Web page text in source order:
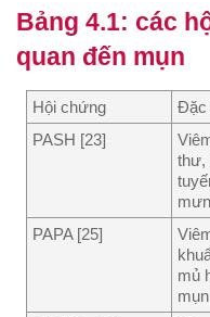
Bảng 4.1: các
quan đến mụn
Hội chứng Đặc
PASH [23]
thư,
PAPA [25]
mủ
mụn